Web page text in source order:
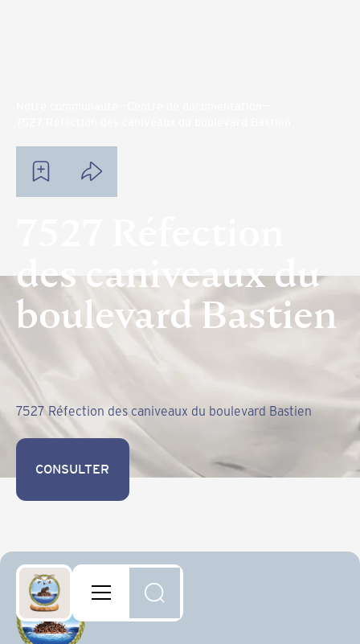
des caniveaux du
boulevard Bastien
7527 Réfection des caniveaux du boulevard Bastien
CONSULTER
CONSULTER